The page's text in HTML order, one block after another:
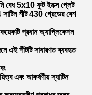
বেধ 5x10 ফুট ইনক্স প্লেট
শীট 430 গ্রেডের বেশ
কয়েকটি প্রধান অ্যাপ্লিকেশন
এই শীটটি সাধারণত ব্যবহৃত
এবং আকর্ষণীয় স্যাটিন